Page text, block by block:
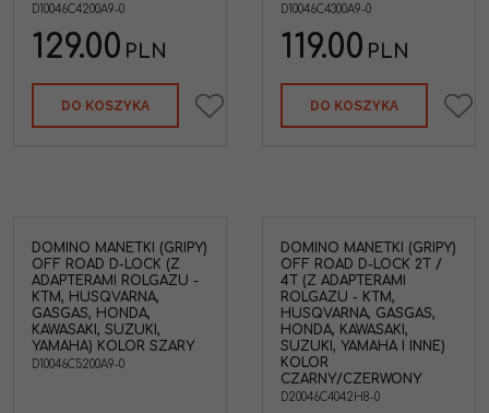
D10046C4200A9-0
129.00 PLN
DO KOSZYKA
D10046C4300A9-0
119.00 PLN
DO KOSZYKA
DOMINO MANETKI (GRIPY)
OFF ROAD D-LOCK (Z
ADAPTERAMI ROLGAZU -
KTM, HUSQVARNA,
GASGAS, HONDA,
KAWASAKI, SUZUKI,
YAMAHA) KOLOR SZARY
D10046C5200A9-0
DOMINO MANETKI (GRIPY)
OFF ROAD D-LOCK 2T /
4T (Z ADAPTERAMI
ROLGAZU - KTM,
HUSQVARNA, GASGAS,
HONDA, KAWASAKI,
SUZUKI, YAMAHA I INNE)
KOLOR
CZARNY/CZERWONY
D20046C4042H8-0